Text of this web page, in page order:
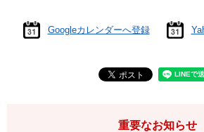
Googleカレンダーへ登録
重要なお知らせ